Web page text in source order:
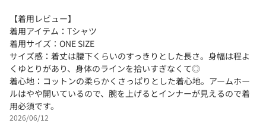
【着用レビュー】
着用アイテム：Tシャツ
着用サイズ：ONE SIZE
サイズ感：着丈は腰下くらいのすっきりとした長さ。身幅は程よ
くゆとりがあり、身体のラインを拾いすぎなくて◎
着心地：コットンの柔らかくさっぱりとした着心地。アームホー
ルはやや開いているので、腕を上げるとインナーが見えるので着
用必須です。
2026/06/12